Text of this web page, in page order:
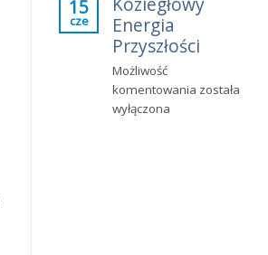
koszty
dla
15
cze
Energia
Przyszłości
Możliwość
komentowania Koziegłowy
została
wyłączona